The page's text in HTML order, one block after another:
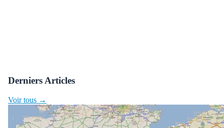
Derniers Articles
Voir tous →